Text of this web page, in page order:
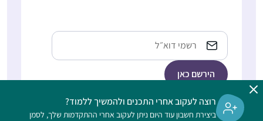
כתובת
אימייל
הלימוד בהדרן הוא דיגיטלי, ללא תשלום, מתאים גם למתחילות, ופתוח
רוצה לעקוב אחרי התכנים ולהמשיך ללמוד?
ביצירת חשבון עוד היום ניתן לעקוב אחרי ההתקדמות שלך, לסמן